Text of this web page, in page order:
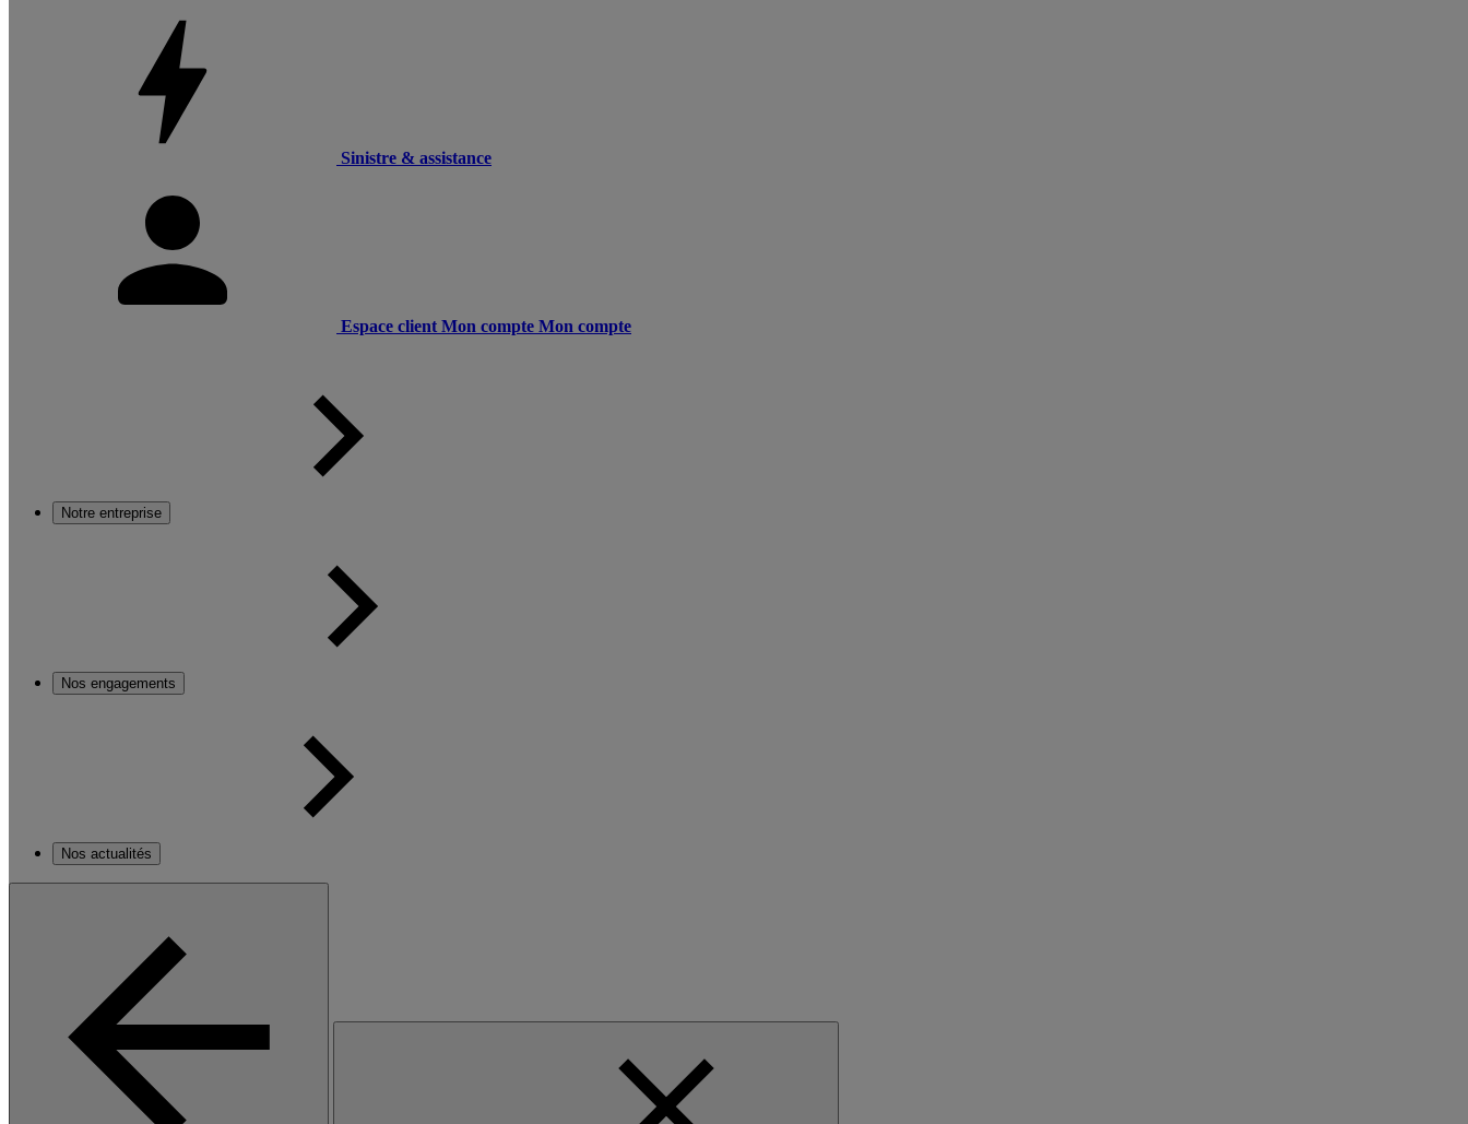
Sinistre & assistance
Espace client Mon compte Mon compte
Notre entreprise
Nos engagements
Nos actualités